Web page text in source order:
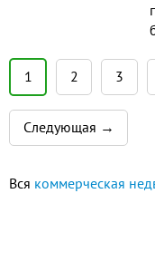
1 2 3
Следующая →
Вся коммерческая